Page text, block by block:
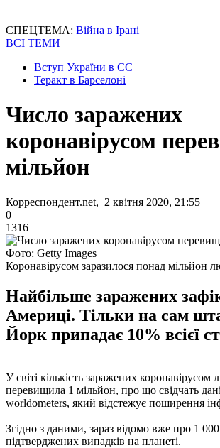
СПЕЦТЕМА: Війна в Ірані
ВСІ ТЕМИ
Вступ України в ЄС
Теракт в Барселоні
Число заражених
коронавірусом
мільйон
Корреспондент.net, 2 квітня 2020, 21:55
0
1316
Фото: Getty Images
Коронавірусом заразилося понад мільйон
Найбільше заражених
Америці. Тільки на сам
Йорк припадає 10% всієї
У світі кількість заражених коронавірусом
перевищила 1 мільйон, про що свідчать
worldometers, який відстежує поширення
Згідно з даними, зараз відомо вже про 1
підтверджених випадків на планеті.